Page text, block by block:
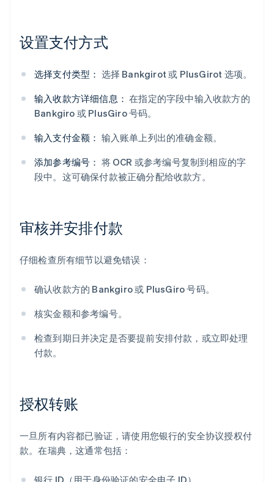
设置支付方式
选择支付类型： 选择 Bankgirot 或 PlusGirot 选项。
输入收款方详细信息： 在指定的字段中输入收款方的
Bankgiro 或 PlusGiro 号码。
输入支付金额： 输入账单上列出的准确金额。
添加参考编号： 将 OCR 或参考编号复制到相应的字
段中。这可确保付款被正确分配给收款方。
审核并安排付款
仔细检查所有细节以避免错误：
确认收款方的 Bankgiro 或 PlusGiro 号码。
核实金额和参考编号。
检查到期日并决定是否要提前安排付款，或立即处理
付款。
授权转账
一旦所有内容都已验证，请使用您银行的安全协议授权付
款。在瑞典，这通常包括：